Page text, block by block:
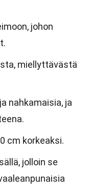
johon
miellyttävästä
nahkamaisia, ja
cm korkeaksi.
jolloin se